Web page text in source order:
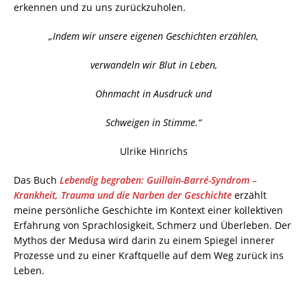
erkennen und zu uns zurückzuholen.
„Indem wir unsere eigenen Geschichten erzählen,
verwandeln wir Blut in Leben,
Ohnmacht in Ausdruck und
Schweigen in Stimme.“
Ulrike Hinrichs
Das Buch Lebendig begraben: Guillain-Barré-Syndrom –
Krankheit, Trauma und die Narben der Geschichte erzählt
meine persönliche Geschichte im Kontext einer kollektiven
Erfahrung von Sprachlosigkeit, Schmerz und Überleben. Der
Mythos der Medusa wird darin zu einem Spiegel innerer
Prozesse und zu einer Kraftquelle auf dem Weg zurück ins
Leben.